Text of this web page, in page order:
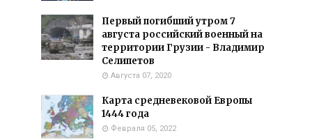
Первый погибший утром 7
августа российский военный на
территории Грузии - Владимир
Селипетов
Августа 07, 2020
Карта средневековой Европы
1444 года
Февраля 05, 2022